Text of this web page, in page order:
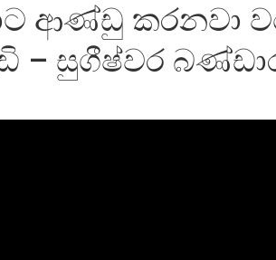
ආණ්ඩු
– සුගීෂ්වර